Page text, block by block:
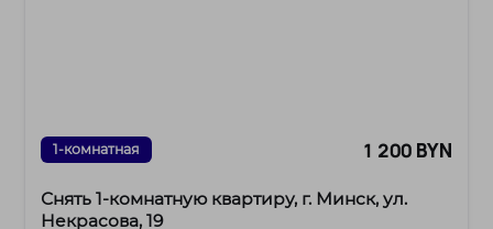
1-комнатная 1 200 BYN
Снять 1-комнатную квартиру, г. Минск, ул.
Некрасова, 19